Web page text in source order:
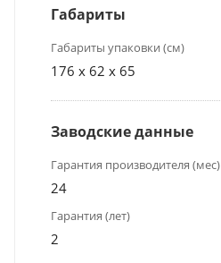
Габариты
Габариты упаковки (см)
176 x 62 x 65
Заводские данные
Гарантия производителя (мес)
24
Гарантия (лет)
2